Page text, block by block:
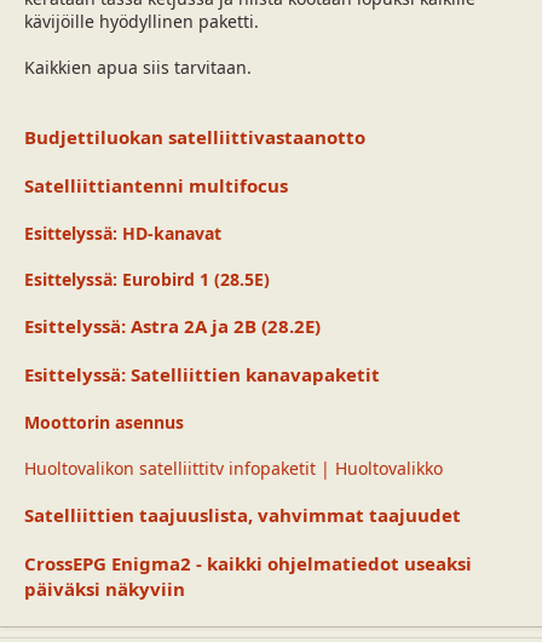
a
o
t
a
a
m
ä
kävijöille hyödyllinen paketti.
Kaikkien apua siis tarvitaan.
Budjettiluokan satelliittivastaanotto
Satelliittiantenni multifocus
Esittelyssä: HD-kanavat
Esittelyssä: Eurobird 1 (28.5E)
Esittelyssä: Astra 2A ja 2B (28.2E)
Esittelyssä: Satelliittien kanavapaketit
Moottorin asennus
Huoltovalikon satelliittitv infopaketit | Huoltovalikko
Satelliittien taajuuslista, vahvimmat taajuudet
CrossEPG Enigma2 - kaikki ohjelmatiedot useaksi
päiväksi näkyviin